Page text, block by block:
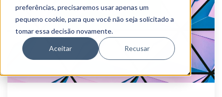
preferências, precisaremos usar apenas um
pequeno cookie, para que você não seja solicitado a
tomar essa decisão novamente.
Aceitar Recusar